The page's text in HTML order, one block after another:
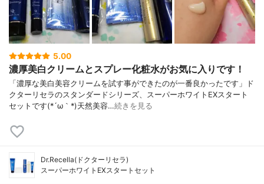
5.00
濃厚美白クリームとスプレー化粧水がお気に入りです！
「濃厚な美白美容クリームを試す事ができたのが一番良かったです」ド
クターリセラのスタンダードシリーズ、スーパーホワイトEXスタート
セットです(*´ω｀*)天然美容…続きを見る
Dr.Recella(ドクターリセラ)
スーパーホワイトEXスタートセット